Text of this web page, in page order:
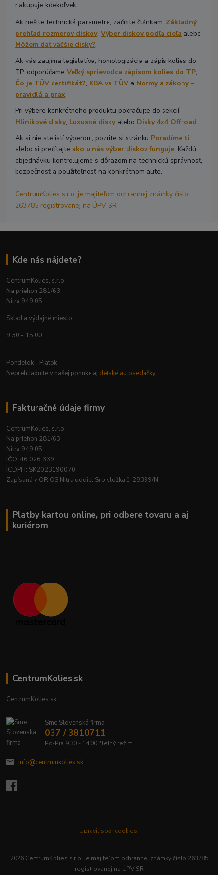
nakupuje kdekoľvek.
Ak riešite technické parametre, začnite článkami Základný
prehľad rozmerov diskov,Výber diskov podľa cieľa alebo
Môžem dať väčšie disky?.
Ak vás zaujíma legislatíva, homologizácia a zápis kolies do
TP, odporúčameVeľký sprievodca zápisom kolies do TP,
Čo je TÜV certifikát?, KBA vs TÜV a Normy a zákony –
pravidlá a prax.
Pri výbere konkrétneho produktu pokračujte do sekcií
Hliníkové disky, Luxusné diskyalebo Disky 4x4 Offroad.
Ak si nie ste istí výberom, pozrite si stránku Poradíme ti
alebo si prečítajte ako u nás výber diskov funguje. Každú
objednávku kontrolujeme s dôrazom na technickú správnosť,
bezpečnosť a použiteľnosť na konkrétnom aute.
CentrumKolies s.r.o. je majiteľom ochrannej známky číslo
263785 registrovanej na ÚPV SR
Kde nás nájdete?
CentrumKolies, s.r.o.
Na priehon 281/63
Nitra 949 05
Sklad a výdajné miesto
9.30 - 15.00
Pondelok - Piatok
Neprehliadnite v našej ponuke aj detské autosedačky
Fakturačné údaje firmy
CentrumKolies, s.r.o.
Na priehon 281/63
Nitra 949 05
IČO: 46 026 339
ICDPH: SK2023190070
Zapísaná v OR OS Nitra oddiel Sro vložka č. 28399/N
Platby kartou online, pri odbere tovaru a aj
kuriérom
CentrumKolies.sk
CentrumKolies.sk
Sme Slovenská firma
037 / 3810711
Po-Pia 9.30 - 14.00 *letný režim
info@centrumkolies.sk
Upravit sběr cookies.
2026 CentrumKolies s.r.o. je majiteľom ochrannej známky číslo 263785
registrovanej na ÚPV SR